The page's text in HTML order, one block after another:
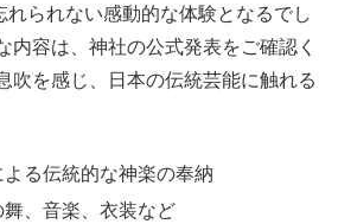
れられない感動的な体験となるでし
内容は、神社の公式発表をご確認く
吹を感じ、日本の伝統芸能に触れる
る伝統的な神楽の奉納
舞、音楽、衣装など